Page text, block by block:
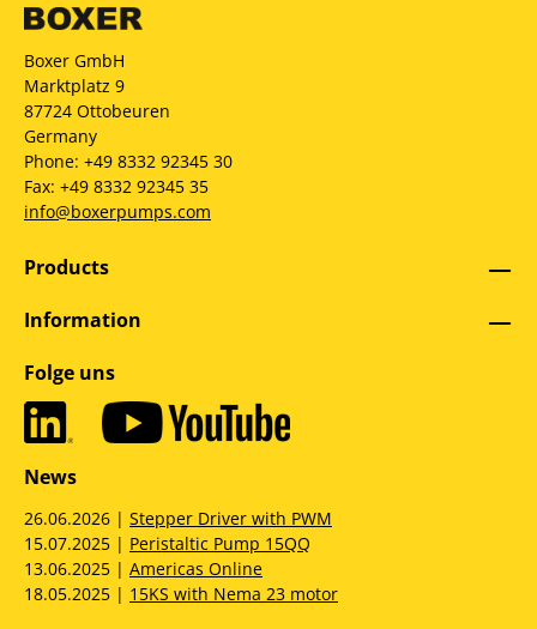
Boxer GmbH
Marktplatz 9
87724 Ottobeuren
Germany
Phone: +49 8332 92345 30
Fax: +49 8332 92345 35
info@boxerpumps.com
Products
Information
Folge uns
News
26.06.2026 | Stepper Driver with PWM
15.07.2025 | Peristaltic Pump 15QQ
13.06.2025 | Americas Online
18.05.2025 | 15KS with Nema 23 motor